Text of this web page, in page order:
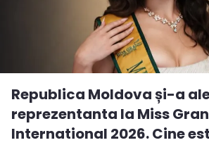
Republica Moldova și-a
reprezentanta la Miss
International 2026. Cine